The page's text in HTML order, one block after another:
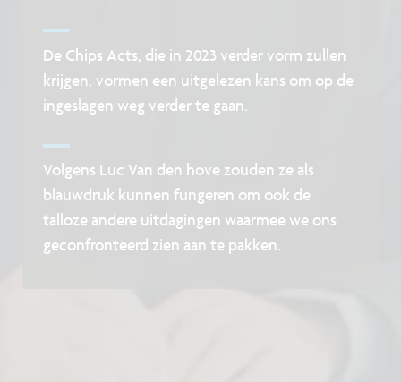
De Chips Acts, die in 2023 verder vorm zullen
krijgen, vormen een uitgelezen kans om op de
ingeslagen weg verder te gaan.
Volgens Luc Van den hove zouden ze als
blauwdruk kunnen fungeren om ook de
talloze andere uitdagingen waarmee we ons
geconfronteerd zien aan te pakken.